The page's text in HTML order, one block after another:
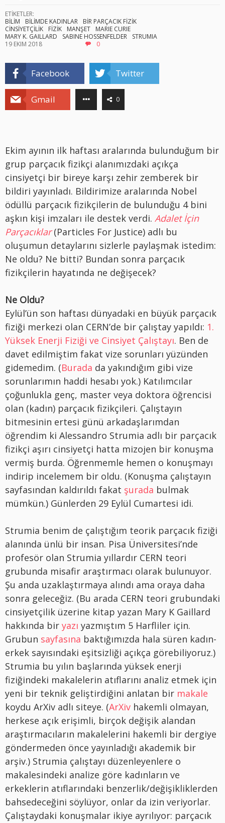
ETİKETLER:
BİLİM
BİLİMDE KADINLAR
BİR PARÇACIK FİZİK
CİNSİYETÇİLİK
FİZİK MANŞET
MARIE CURIE
MARY K. GAILLARD
SABINE HOSSENFELDER
STRUMIA
19 EKIM 2018
0
Facebook Twitter
Gmail 0
Ekim ayının ilk haftası aralarında bulunduğum bir
grup parçacık fizikçi alanımızdaki açıkça
cinsiyetçi bir bireye karşı zehir zemberek bir
bildiri yayınladı. Bildirimize aralarında Nobel
ödüllü parçacık fizikçilerin de bulunduğu 4 bini
aşkın kişi imzaları ile destek verdi. Adalet İçin
Parçacıklar(Particles For Justice) adlı bu
oluşumun detaylarını sizlerle paylaşmak istedim:
Ne oldu? Ne bitti? Bundan sonra parçacık
fizikçilerin hayatında ne değişecek?
Ne Oldu?
Eylül’ün son haftası dünyadaki en büyük parçacık
fiziği merkezi olan CERN’de bir çalıştay yapıldı: 1.
Yüksek Enerji Fiziği ve Cinsiyet Çalıştayı. Ben de
davet edilmiştim fakat vize sorunları yüzünden
gidemedim. (Burada da yakındığım gibi vize
sorunlarımın haddi hesabı yok.) Katılımcılar
çoğunlukla genç, master veya doktora öğrencisi
olan (kadın) parçacık fizikçileri. Çalıştayın
bitmesinin ertesi günü arkadaşlarımdan
öğrendim ki Alessandro Strumia adlı bir parçacık
fizikçi aşırı cinsiyetçi hatta mizojen bir konuşma
vermiş burda. Öğrenmemle hemen o konuşmayı
indirip incelemem bir oldu. (Konuşma çalıştayın
sayfasından kaldırıldı fakat şurada bulmak
mümkün.) Günlerden 29 Eylül Cumartesi idi.
Strumia benim de çalıştığım teorik parçacık fiziği
alanında ünlü bir insan. Pisa Üniversitesi’nde
profesör olan Strumia yıllardır CERN teori
grubunda misafir araştırmacı olarak bulunuyor.
Şu anda uzaklaştırmaya alındı ama oraya daha
sonra geleceğiz. (Bu arada CERN teori grubundaki
cinsiyetçilik üzerine kitap yazan Mary K Gaillard
hakkında bir yazı yazmıştım 5 Harfliler için.
Grubun sayfasına baktığımızda hala süren kadın-
erkek sayısındaki eşitsizliği açıkça görebiliyoruz.)
Strumia bu yılın başlarında yüksek enerji
fiziğindeki makalelerin atıflarını analiz etmek için
yeni bir teknik geliştirdiğini anlatan bir makale
koydu ArXiv adlı siteye. (ArXiv hakemli olmayan,
herkese açık erişimli, birçok değişik alandan
araştırmacıların makalelerini hakemli bir dergiye
göndermeden önce yayınladığı akademik bir
arşiv.) Strumia çalıştayı düzenleyenlere o
makalesindeki analize göre kadınların ve
erkeklerin atıflarındaki benzerlik/değişikliklerden
bahsedeceğini söylüyor, onlar da izin veriyorlar.
Çalıştaydaki konuşmalar ikiye ayrılıyor: parçacık